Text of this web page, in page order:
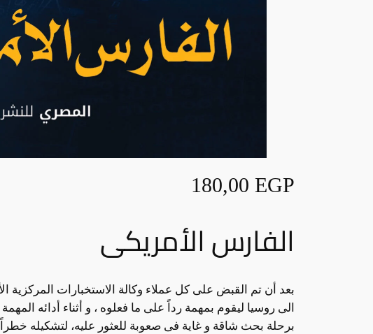
180,00 EGP
الفارس الأمريكى
بعد أن تم القبض على كل عملاء وكالة الاستخبارات المركزية
الى روسيا ليقوم بمهمة رداً على ما فعلوه ، و أثناء أدائه
برحلة بحث شاقة و غاية فى صعوبة للعثور عليه، لتشكيله خطراً